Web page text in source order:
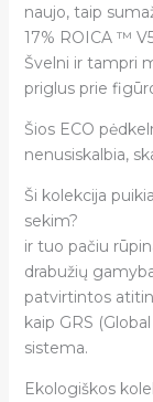
naujo, taip
17% ROICA ™
Švelni ir tampri
priglus prie
Šios ECO
nenusiskalbia,
Ši kolekcija
sekim?
ir tuo pačiu
drabužių
patvirtintos
kaip GRS
sistema.
Ekologiškos